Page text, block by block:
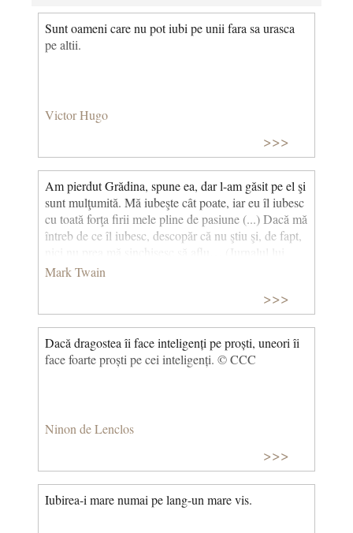
Sunt oameni care nu pot iubi pe unii fara sa urasca
pe altii.
Victor Hugo
>>>
Am pierdut Grădina, spune ea, dar l-am găsit pe el şi
sunt mulţumită. Mă iubeşte cât poate, iar eu îl iubesc
cu toată forţa firii mele pline de pasiune (...) Dacă mă
întreb de ce îl iubesc, descopăr că nu ştiu şi, de fapt,
nici nu prea mă sinchisesc să aflu… (Jurnalul lui
Adam şi al Evei)
Mark Twain
>>>
Dacă dragostea îi face inteligenți pe proști, uneori îi
face foarte proști pe cei inteligenți. © CCC
Ninon de Lenclos
>>>
Iubirea-i mare numai pe lang-un mare vis.